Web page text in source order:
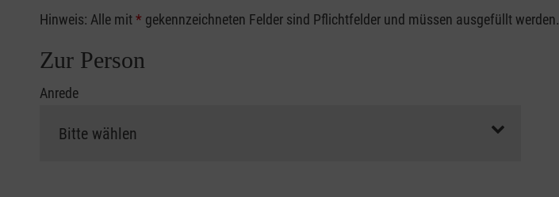
Hinweis: Alle mit* gekennzeichneten Felder sind Pflichtfelder und müssen ausgefüllt werden.
Zur Person
Anrede